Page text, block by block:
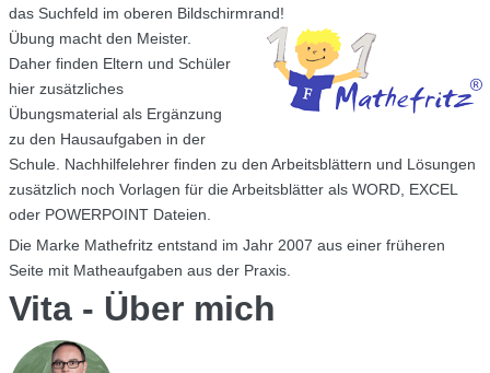
das Suchfeld im oberen Bildschirmrand!
Übung macht den Meister.
Daher finden Eltern und Schüler
hier zusätzliches
Übungsmaterial als Ergänzung
zu den Hausaufgaben in der
Schule. Nachhilfelehrer finden zu den Arbeitsblättern und Lösungen
zusätzlich noch Vorlagen für die Arbeitsblätter als WORD, EXCEL
oder POWERPOINT Dateien.
Die Marke Mathefritz entstand im Jahr 2007 aus einer früheren
Seite mit Matheaufgaben aus der Praxis.
Vita - Über mich